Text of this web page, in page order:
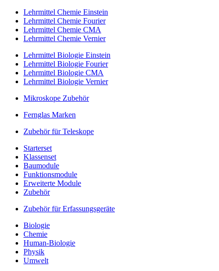
Lehrmittel Chemie Einstein
Lehrmittel Chemie Fourier
Lehrmittel Chemie CMA
Lehrmittel Chemie Vernier
Lehrmittel Biologie Einstein
Lehrmittel Biologie Fourier
Lehrmittel Biologie CMA
Lehrmittel Biologie Vernier
Mikroskope Zubehör
Fernglas Marken
Zubehör für Teleskope
Starterset
Klassenset
Baumodule
Funktionsmodule
Erweiterte Module
Zubehör
Zubehör für Erfassungsgeräte
Biologie
Chemie
Human-Biologie
Physik
Umwelt